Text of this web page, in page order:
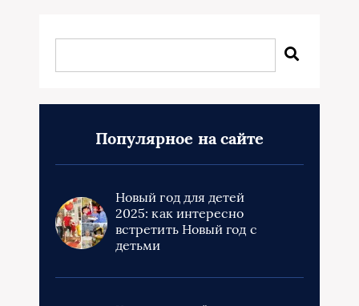
Популярное на сайте
Новый год для детей
2025: как интересно
встретить Новый год с
детьми